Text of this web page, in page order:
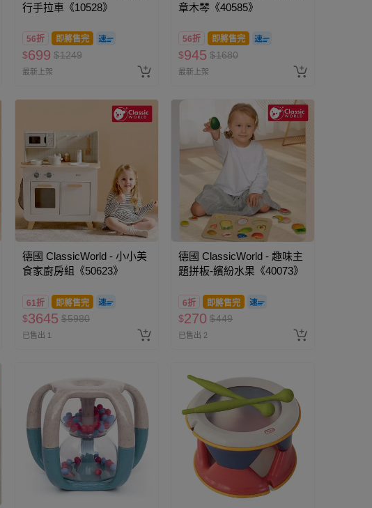
行手拉車《10528》
56折 即將售完
$699 $1249
最新上架
章木琴《40585》
56折 即將售完
$945 $1680
最新上架
德國 ClassicWorld - 小小美
食家廚房組《50623》
61折 即將售完
$3645 $5980
已售出 1
德國 ClassicWorld - 趣味主
題拼板-繽紛水果《40073》
6折 即將售完
$270 $449
已售出 2